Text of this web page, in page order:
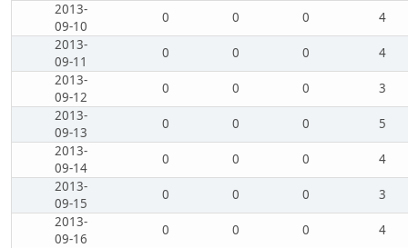
2013-
09-10
0 0 0
4
2013-
09-11
0 0 0
4
2013-
09-12
0 0 0
3
2013-
09-13
0 0 0
5
2013-
09-14
0 0 0
4
2013-
09-15
0 0 0
3
2013-
09-16
0 0 0
4